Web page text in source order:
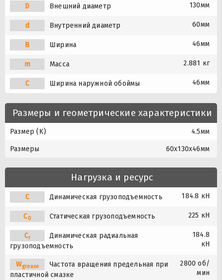
D Внешний диаметр 130мм
d Внутренний диаметр 60мм
B Ширина 46мм
m Масса 2.881 кг
C Ширина наружной обоймы 46мм
Размеры и геометрические характеристики
Размер (K) 4.5мм
Размеры 60x130x46мм
Нагрузка и ресурс
C Динамическая грузоподъемность 184.8 кН
C0 Статическая грузоподъемность 225 кН
Cr
Динамическая радиальная
грузоподъемность
184.8
кН
Wgrease
Частота вращения предельная при
пластичной смазке
2800 об/
мин